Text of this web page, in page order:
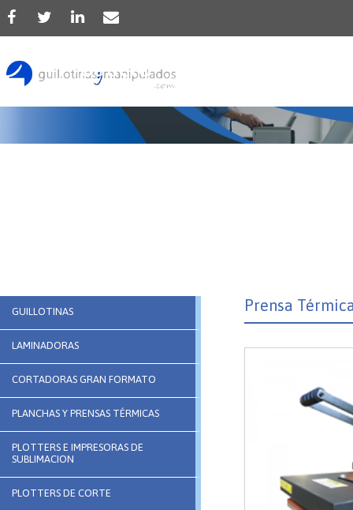
Producto
GUILLOTINAS
LAMINADORAS
CORTADORAS GRAN FORMATO
PLANCHAS Y PRENSAS TÉRMICAS
PLOTTERS E IMPRESORAS DE
SUBLIMACION
PLOTTERS DE CORTE
Prensa